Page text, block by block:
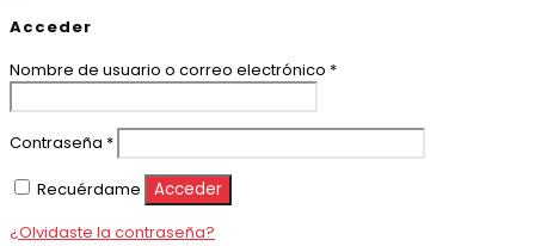
Acceder
Nombre de usuario o correo electrónico *Obligatorio
Contraseña *Obligatorio
Recuérdame
Acceder
¿Olvidaste la contraseña?